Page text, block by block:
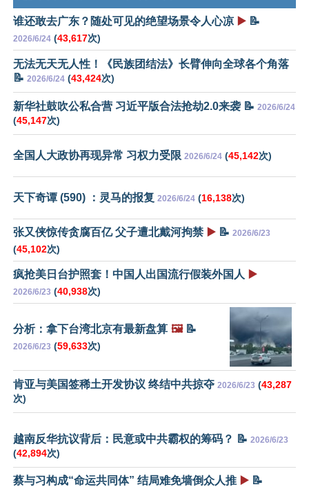
谁还敢去广东？随处可见的绝望场景令人心凉 ▶️ 📝
2026/6/24 (43,617次)
无法无天无人性！《民族团结法》长臂伸向全球各个角落
📝 2026/6/24 (43,424次)
新华社鼓吹公私合营 习近平版合法抢劫2.0来袭 📝 2026/6/24
(45,147次)
全国人大政协再现异常 习权力受限 2026/6/24 (45,142次)
天下奇谭 (590) ：灵马的报复 2026/6/24 (16,138次)
张又侠惊传贪腐百亿 父子遭北戴河拘禁 ▶️ 📝 2026/6/23
(45,102次)
疯抢美日台护照套！中国人出国流行假装外国人 ▶️
2026/6/23 (40,938次)
分析：拿下台湾北京有最新盘算 🖼️📝
2026/6/23 (59,633次)
肯亚与美国签稀土开发协议 终结中共掠夺 2026/6/23 (43,287
次)
越南反华抗议背后：民意或中共霸权的筹码？ 📝 2026/6/23
(42,894次)
蔡与习构成“命运共同体” 结局难免墙倒众人推 ▶️ 📝